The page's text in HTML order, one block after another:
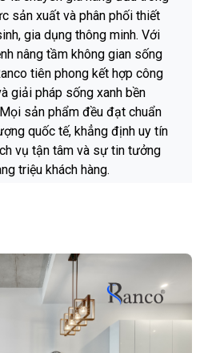
sản xuất và phân phối thiết
gia dụng thông minh. Với
nâng tầm không gian sống
tiên phong kết hợp công
giải pháp sống xanh bền
sản phẩm đều đạt chuẩn
quốc tế, khẳng định uy tín
vụ tận tâm và sự tin tưởng
triệu khách hàng.